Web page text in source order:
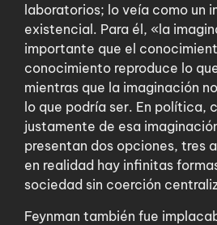
laboratorios; lo veía como un
existencial. Para él, «la
importante que el
conocimiento reproduce lo
mientras que la imaginación
lo que podría ser. En política,
justamente de esa
presentan dos opciones, tres
en realidad hay infinitas
sociedad sin coerción
Feynman también fue